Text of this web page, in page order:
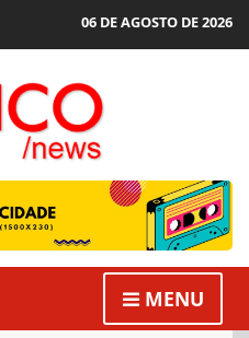
06 DE AGOSTO DE 2026
MENU